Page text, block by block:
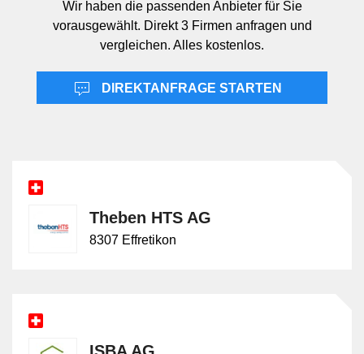
Abläufen ab.
Abgrenzung zu Beleuchtungen und
Telematik
Beleuchtungen unterscheiden sie sich dadurch, dass
nicht Lichterzeugung und Lichtsteuerung, sondern
Meldung, Kommunikation, Überwachung oder
dieser Hierarchie ist Telematik enger auf daten- und
kommunikationstechnische Systeme ausgerichtet,
während Schwachstromanlagen als breiterer
Wir haben die passenden Anbieter für Sie
vorausgewählt. Direkt 3 Firmen anfragen und
vergleichen. Alles kostenlos.
DIREKTANFRAGE STARTEN
Theben HTS AG
8307 Effretikon